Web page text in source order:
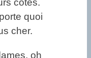
côtés.
quoi
cher.
oh